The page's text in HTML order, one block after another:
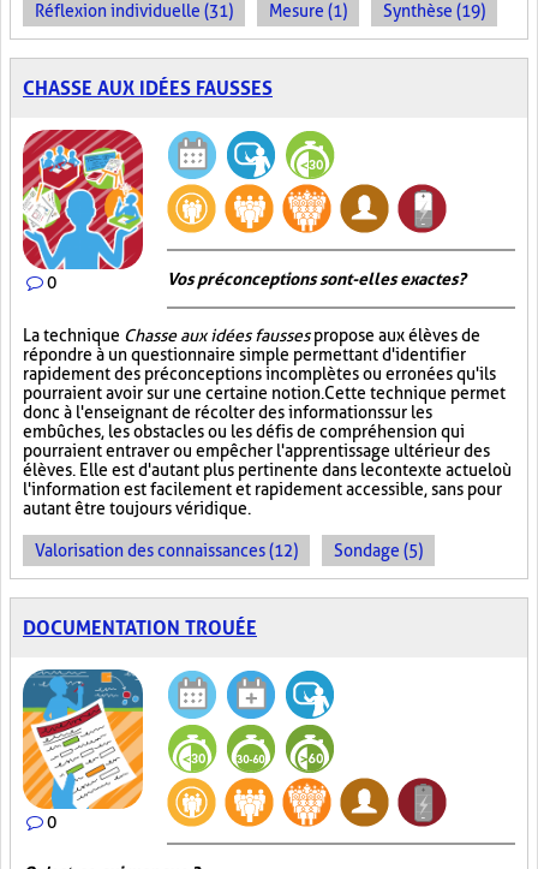
Réflexion individuelle (31) Mesure (1) Synthèse (19)
CHASSE AUX IDÉES FAUSSES
0 Vos préconceptions sont-elles exactes ?
La technique Chasse aux idées faussespropose aux élèves de
répondre à un questionnaire simple permettant d'identifier
rapidement des préconceptions incomplètes ou erronées qu'ils
pourraient avoir sur une certaine notion. Cette technique permet
donc à l'enseignant de récolter des informations sur les
embûches, les obstacles ou les défis de compréhension qui
pourraient entraver ou empêcher l'apprentissage ultérieur des
élèves. Elle est d'autant plus pertinente dans le contexte actuel où
l'information est facilement et rapidement accessible, sans pour
autant être toujours véridique.
Valorisation des connaissances (12) Sondage (5)
DOCUMENTATION TROUÉE
0